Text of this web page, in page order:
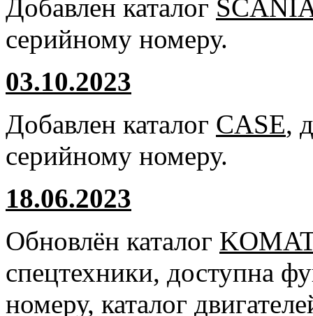
Добавлен каталог
серийному номеру.
03.10.2023
Добавлен каталог CASE,
серийному номеру.
18.06.2023
Обновлён каталог
спецтехники, доступна
номеру, каталог